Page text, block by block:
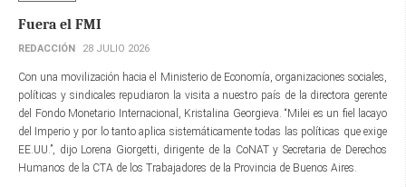
Fuera el FMI
REDACCIÓN 28 JULIO 2026
Con una movilización hacia el Ministerio de Economía, organizaciones sociales,
políticas y sindicales repudiaron la visita a nuestro país de la directora gerente​
del Fondo Monetario Internacional, Kristalina Georgieva. “Milei es un fiel lacayo
del Imperio y por lo tanto aplica sistemáticamente todas las políticas que exige
EE.UU.”, dijo Lorena Giorgetti, dirigente de la CoNAT y Secretaria de Derechos
Humanos de la CTA de los Trabajadores de la Provincia de Buenos Aires.